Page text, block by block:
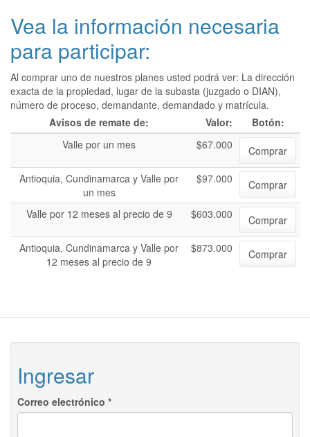
Vea la información necesaria
para participar:
Al comprar uno de nuestros planes usted podrá ver: La dirección
exacta de la propiedad, lugar de la subasta (juzgado o DIAN),
número de proceso, demandante, demandado y matrícula.
Avisos de remate de:
Valor:
Botón:
Valle por un mes
$67.000
Comprar
Antioquia, Cundinamarca y Valle por
un mes
$97.000 Comprar
Valle por 12 meses al precio de 9 $603.000
Comprar
Antioquia, Cundinamarca y Valle por
12 meses al precio de 9
$873.000 Comprar
Ingresar
Correo electrónico *